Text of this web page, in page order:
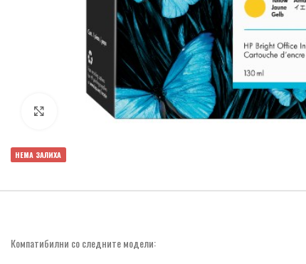
Click to enlarge
НЕМА ЗАЛИХА
Компатибилни со следните модели: